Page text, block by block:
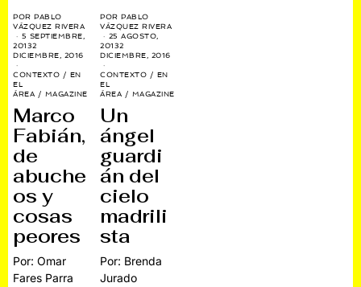
PORPABLO
VÁZQUEZ RIVERA
5 SEPTIEMBRE,
20132
DICIEMBRE, 2016
CONTEXTO / EN
EL
ÁREA / MAGAZINE
Marco
Fabián,
de
abuche
os y
cosas
peores
Por: Omar
Fares Parra
PORPABLO
VÁZQUEZ RIVERA
25 AGOSTO,
20132
DICIEMBRE, 2016
CONTEXTO / EN
EL
ÁREA / MAGAZINE
Un
ángel
guardi
án del
cielo
madrili
sta
Por: Brenda
Jurado